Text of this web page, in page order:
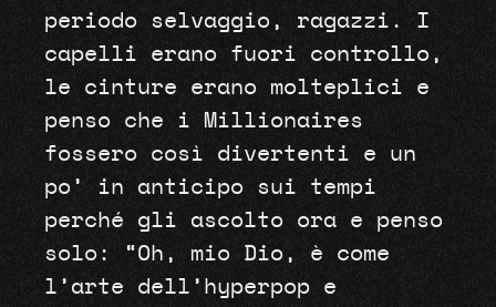
periodo selvaggio, ragazzi. I
capelli erano fuori controllo,
le cinture erano molteplici e
penso che i Millionaires
fossero così divertenti e un
po’ in anticipo sui tempi
perché gli ascolto ora e penso
solo: “Oh, mio ​​Dio, è come
l’arte dell’hyperpop e